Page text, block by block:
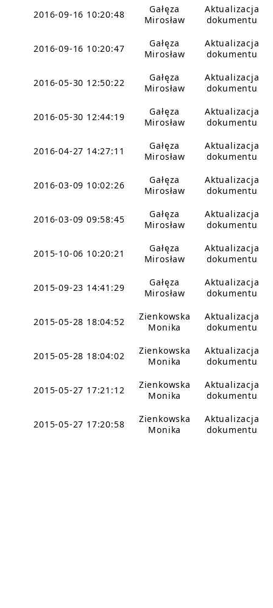
2016-09-16 10:20:48
Gałęza
Mirosław
Aktualizacja
dokumentu
2016-09-16 10:20:47
Gałęza
Mirosław
Aktualizacja
dokumentu
2016-05-30 12:50:22
Gałęza
Mirosław
Aktualizacja
dokumentu
2016-05-30 12:44:19
Gałęza
Mirosław
Aktualizacja
dokumentu
2016-04-27 14:27:11
Gałęza
Mirosław
Aktualizacja
dokumentu
2016-03-09 10:02:26
Gałęza
Mirosław
Aktualizacja
dokumentu
2016-03-09 09:58:45
Gałęza
Mirosław
Aktualizacja
dokumentu
2015-10-06 10:20:21
Gałęza
Mirosław
Aktualizacja
dokumentu
2015-09-23 14:41:29
Gałęza
Mirosław
Aktualizacja
dokumentu
2015-05-28 18:04:52
Zienkowska
Monika
Aktualizacja
dokumentu
2015-05-28 18:04:02
Zienkowska
Monika
Aktualizacja
dokumentu
2015-05-27 17:21:12
Zienkowska
Monika
Aktualizacja
dokumentu
2015-05-27 17:20:58
Zienkowska
Monika
Aktualizacja
dokumentu